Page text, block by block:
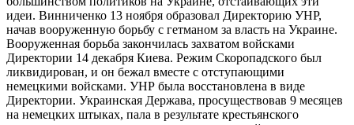
идеи. Винниченко 13 ноября образовал Директорию УНР,
начав вооруженную борьбу с гетманом за власть на Украине.
Вооруженная борьба закончилась захватом войсками
Директории 14 декабря Киева. Режим Скоропадского был
ликвидирован, и он бежал вместе с отступающими
немецкими войсками. УНР была восстановлена в виде
Директории. Украинская Держава, просуществовав 9 месяцев
на немецких штыках, пала в результате крестьянского